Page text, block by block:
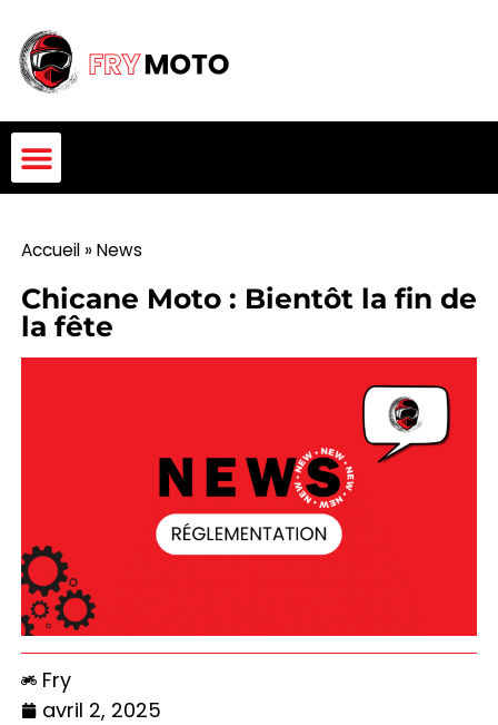
Accueil»News
Chicane Moto : Bientôt la fin de
la fête
Fry
avril 2, 2025